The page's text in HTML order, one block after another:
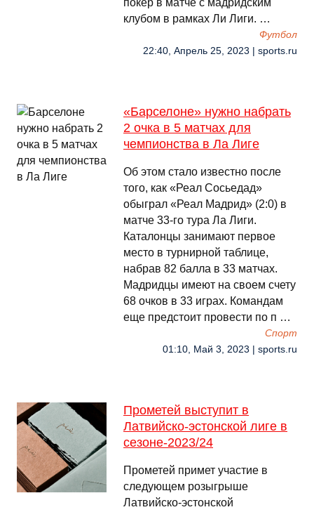
покер в матче с мадридским
клубом в рамках Ли Лиги. …
Футбол
22:40, Апрель 25, 2023 | sports.ru
«Барселоне» нужно набрать
2 очка в 5 матчах для
чемпионства в Ла Лиге
Об этом стало известно после
того, как «Реал Сосьедад»
обыграл «Реал Мадрид» (2:0) в
матче 33-го тура Ла Лиги.
Каталонцы занимают первое
место в турнирной таблице,
набрав 82 балла в 33 матчах.
Мадридцы имеют на своем счету
68 очков в 33 играх. Командам
еще предстоит провести по п …
Спорт
01:10, Май 3, 2023 | sports.ru
Прометей выступит в
Латвийско-эстонской лиге в
сезоне-2023/24
Прометей примет участие в
следующем розыгрыше
Латвийско-эстонской